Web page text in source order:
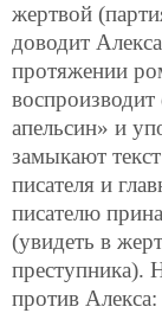
жертвой
доводит
протяжении
воспроизводит
апельсин» и
замыкают
писателя и
писателю
(увидеть в
преступника).
против Алекса: